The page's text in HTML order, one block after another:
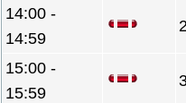
14:00 -
14:59
15:00 -
15:59